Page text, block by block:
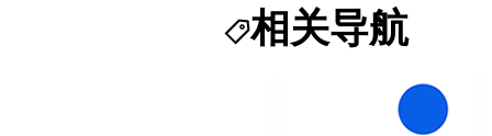
相关导航